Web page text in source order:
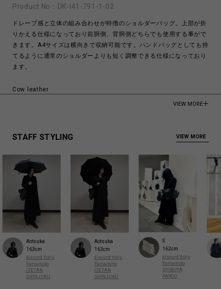
Product No： DK-I41-791-1-02
ドレープ感と立体の組み合わせが特徴のショルダーバッグ。上部が折
りかえる仕様になっており前胴側、背胴側どちらでも使用する事がで
きます。A4サイズは横向きで収納可能です。ハンドバッグとしても持
てるように通常のショルダーよりも短く調整できる仕様になっており
ます。
Cow leather
VIEW MORE
STAFF STYLING VIEW MORE
Aotsuka
163cm
discord Yohji
Yamamoto
ISETAN
SHINJUKU
Aotsuka
163cm
discord Yohji
Yamamoto
ISETAN
SHINJUKU
S
162cm
discord Yohji
Yamamoto
SHIBUYA
PARCO